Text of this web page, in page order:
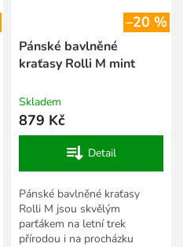
–20 %
Pánské bavlněné
kraťasy Rolli M mint
Skladem
879 Kč
Detail
Pánské bavlněné kraťasy
Rolli M jsou skvělým
parťákem na letní trek
přírodou i na procházku